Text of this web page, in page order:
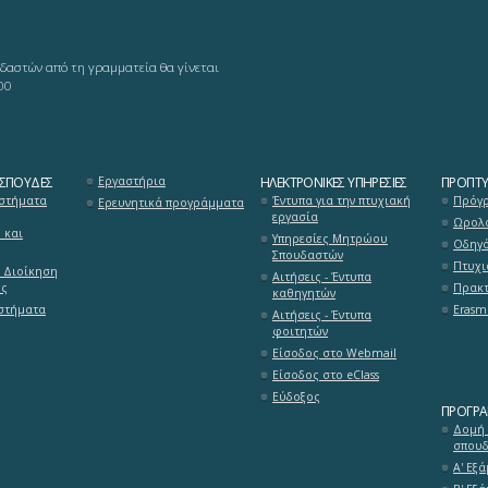
από τη γραμματεία θα γίνεται
Εργαστήρια
Ερευνητικά προγράμματα
ΗΛΕΚΤΡΟΝΙΚΈΣ ΥΠΗΡΕΣΊΕΣ
Έντυπα για την πτυχιακή
εργασία
Υπηρεσίες Μητρώου
Σπουδαστών
Αιτήσεις - Έντυπα
καθηγητών
Αιτήσεις - Έντυπα
φοιτητών
Είσοδος στο Webmail
Είσοδος στο eClass
Εύδοξος
Δομή
Α'